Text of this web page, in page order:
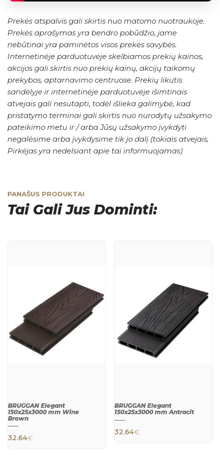
Prekės atspalvis gali skirtis nuo matomo nuotraukoje.
Prekės aprašymas yra bendro pobūdžio, jame
nebūtinai yra paminėtos visos prekės savybės.
Internetinėje parduotuvėje skelbiamos prekių kainos,
akcijos gali skirtis nuo prekių kainų, akcijų taikomų
prekybos, aptarnavimo centruose. Prekių likutis
sandėlyje ir internetinėje parduotuvėje išimtinais
atvejais gali nesutapti, todėl išlieka galimybė, kad
pristatymo terminai gali skirtis nuo nurodytų užsakymo
pateikimo metu ir / arba Jūsų užsakymo įvykdyti
negalėsime arba įvykdysime tik jo dalį (tokiais atvejais,
Pirkėjas yra nedelsiant apie tai informuojamas)
PANAŠUS PRODUKTAI
Tai Gali Jus Dominti:
BRUGGAN Elegant
150x25x3000 mm Wine
Brown
32.64€
BRUGGAN Elegant
150x25x3000 mm Antracit
32.64€